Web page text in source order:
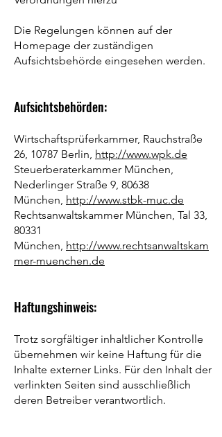
Die Regelungen können auf der
Homepage der zuständigen
Aufsichtsbehörde eingesehen werden.
Aufsichtsbehörden:
Wirtschaftsprüferkammer, Rauchstraße
26, 10787 Berlin, http://www.wpk.de
Steuerberaterkammer München,
Nederlinger Straße 9, 80638
München, http://www.stbk-muc.de
Rechtsanwaltskammer München, Tal 33,
80331
München, http://www.rechtsanwaltskam
mer-muenchen.de
Haftungshinweis:
Trotz sorgfältiger inhaltlicher Kontrolle
übernehmen wir keine Haftung für die
Inhalte externer Links. Für den Inhalt der
verlinkten Seiten sind ausschließlich
deren Betreiber verantwortlich.